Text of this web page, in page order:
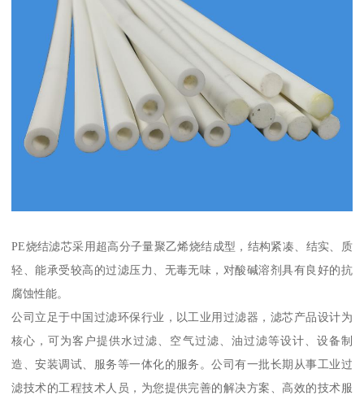
PE烧结滤芯采用超高分子量聚乙烯烧结成型，结构紧凑、结实、质
轻、能承受较高的过滤压力、无毒无味，对酸碱溶剂具有良好的抗
腐蚀性能。
公司立足于中国过滤环保行业，以工业用过滤器，滤芯产品设计为
核心，可为客户提供水过滤、空气过滤、油过滤等设计、设备制
造、安装调试、服务等一体化的服务。公司有一批长期从事工业过
滤技术的工程技术人员，为您提供完善的解决方案、高效的技术服